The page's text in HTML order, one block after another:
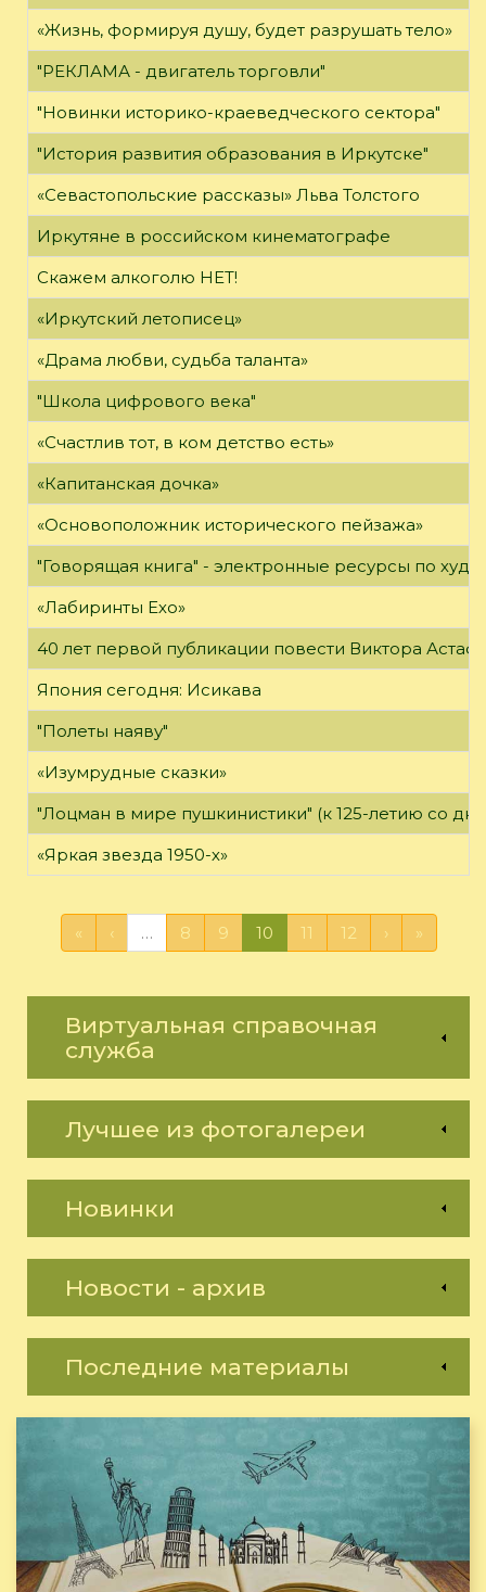
«Жизнь, формируя душу, будет разрушать тело»
"РЕКЛАМА - двигатель торговли"
"Новинки историко-краеведческого сектора"
"История развития образования в Иркутске"
«Севастопольские рассказы» Льва Толстого
Иркутяне в российском кинематографе
Скажем алкоголю НЕТ!
«Иркутский летописец»
«Драма любви, судьба таланта»
"Школа цифрового века"
«Счастлив тот, в ком детство есть»
«Капитанская дочка»
«Основоположник исторического пейзажа»
"Говорящая книга" - электронные ресурсы по
«Лабиринты Ехо»
40 лет первой публикации повести Виктора
Япония сегодня: Исикава
"Полеты наяву"
«Изумрудные сказки»
"Лоцман в мире пушкинистики" (к 125-летию со
«Яркая звезда 1950-х»
« ‹ … 8 9 10 11 12 › »
Виртуальная справочная
служба
Лучшее из фотогалереи
Новинки
Новости - архив
Последние материалы